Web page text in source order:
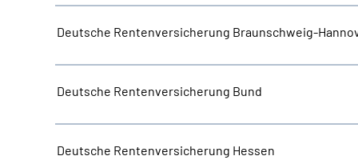
Deutsche Rentenversicherung Braunschweig-
Deutsche Rentenversicherung Bund
Deutsche Rentenversicherung Hessen